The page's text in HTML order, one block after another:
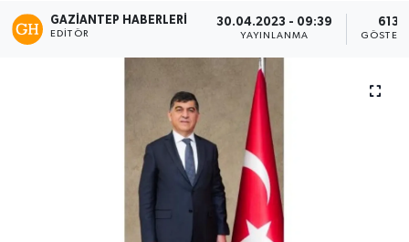
GAZIANTEP HABERLERI
EDITÖR
30.04.2023 - 09:39
YAYINLANMA
613